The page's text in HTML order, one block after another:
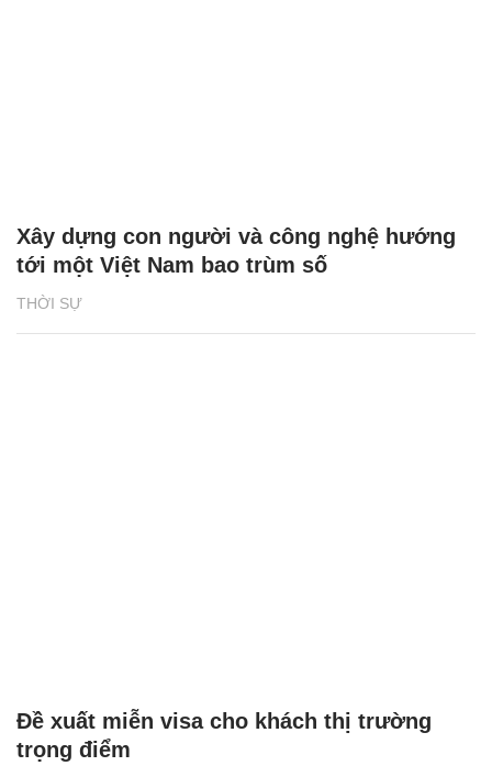
THỜI SỰ
Xây dựng con người và công nghệ hướng
tới một Việt Nam bao trùm số
Đề xuất miễn visa cho khách thị trường
trọng điểm